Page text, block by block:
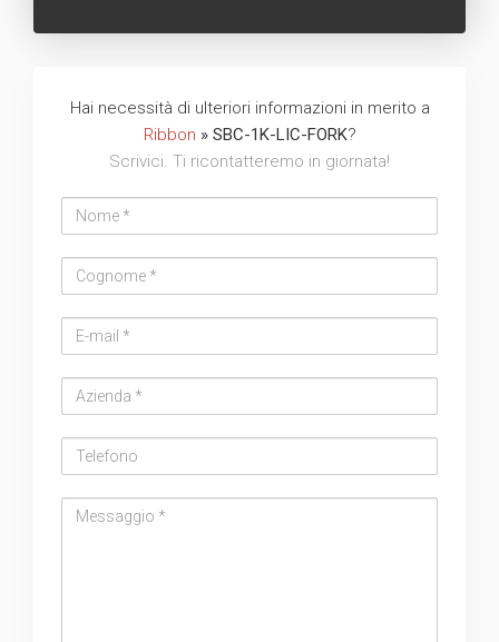
Hai necessità di ulteriori informazioni in merito a
Ribbon » SBC-1K-LIC-FORK?
Scrivici. Ti ricontatteremo in giornata!
address